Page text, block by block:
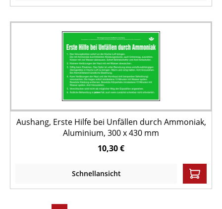
Aushang, Erste Hilfe bei Unfällen durch Ammoniak,
Aluminium, 300 x 430 mm
10,30 €
Schnellansicht